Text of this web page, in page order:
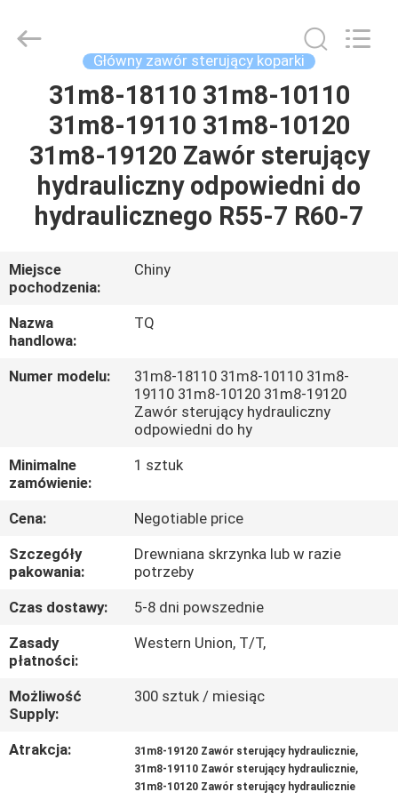
DOM
PRODUKTY
FILMY
POKAZ
VR
O
NAS
WYCIECZKA
PO
KONTROLA
JAKOŚCI
SKONTAKTUJ
SIĘ
Z
AKTUALNOŚCI
Machinery
Główny zawór sterujący koparki
31m8-18110 31m8-10110
31m8-19110 31m8-10120
31m8-19120 Zawór sterujący
hydrauliczny odpowiedni do
hydraulicznego R55-7 R60-7
Miejsce
pochodzenia:
Chiny
Nazwa
handlowa:
TQ
Numer modelu:
31m8-18110 31m8-10110 31m8-
19110 31m8-10120 31m8-19120
Zawór sterujący hydrauliczny
odpowiedni do hy
Minimalne
zamówienie:
1 sztuk
Cena:
Negotiable price
Szczegóły
pakowania:
Drewniana skrzynka lub w razie
potrzeby
Czas dostawy:
5-8 dni powszednie
Zasady
płatności:
Western Union, T/T,
Możliwość
Supply:
300 sztuk / miesiąc
Atrakcja: 31m8-19120 Zawór sterujący hydraulicznie,
31m8-19110 Zawór sterujący hydraulicznie,
31m8-10120 Zawór sterujący hydraulicznie